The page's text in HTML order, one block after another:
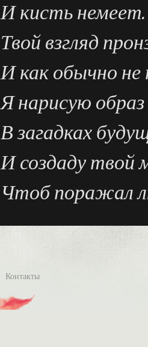
И кисть немеет.
Твой взгляд
И как обычно не
Я нарисую
В загадках
И создаду твой
Чтоб поражал
Контакты